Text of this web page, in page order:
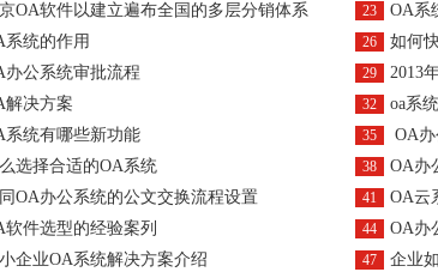
OA软件以建立遍布全国的多层分销体系 23 OA系
系统的作用 26 如何
办公系统审批流程 29 2013
解决方案 32 oa系统
系统有哪些新功能 35 OA
选择合适的OA系统 38 OA办
OA办公系统的公文交换流程设置 41 OA云
软件选型的经验案列 44 OA办
企业OA系统解决方案介绍 47 企业